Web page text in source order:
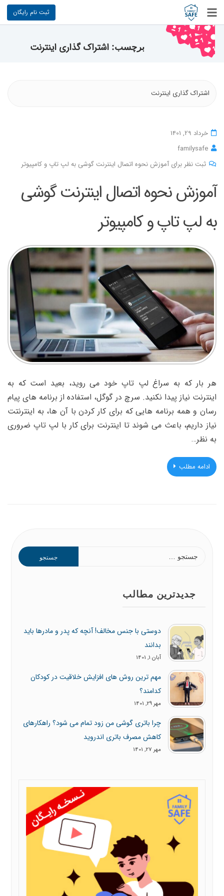
ثبت نام رایگان
برچسب:اشتراک گذاری اینترنت
اشتراک گذاری اینترنت
خرداد 29, 1401
familysafe
ثبت نظر برای آموزش نحوه اتصال اینترنت گوشی به لپ تاپ و کامپیوتر
آموزش نحوه اتصال اینترنت گوشی
به لپ تاپ و کامپیوتر
هر بار که به سراغ لپ تاپ خود می روید، بعید است که به
اینترنت نیاز پیدا نکنید. سرچ در گوگل، استفاده از برنامه های پیام
رسان و همه برنامه هایی که برای کار کردن با آن ها، به اینترنتت
نیاز داریم، باعث می شوند تا اینترنت برای کار با لپ تاپ ضروری
به نظر…
ادامه مطلب
برای:
جدیدترین مطالب
دوستی با جنس مخالف! آنچه که پدر و مادرها باید
بدانند
آبان 1, 1401
مهم ترین روش های افزایش خلاقیت در کودکان
کدامند؟
مهر 29, 1401
چرا باتری گوشی من زود تمام می شود؟ راهکارهای
کاهش مصرف باتری اندروید
مهر 27, 1401